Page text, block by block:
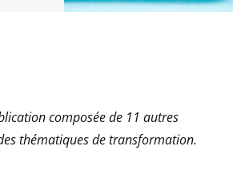
composée de 11 autres
thématiques de transformation.